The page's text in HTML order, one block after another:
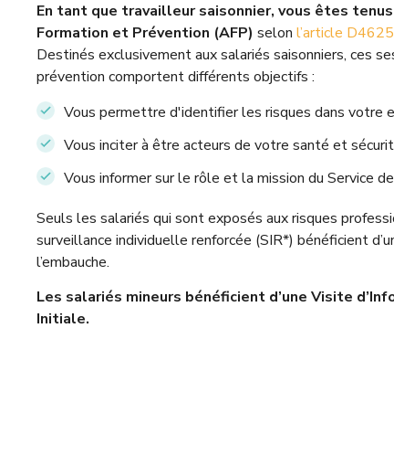
En tant que travailleur saisonnier, vous êtes
Formation et Prévention (AFP) selon l’article
Destinés exclusivement aux salariés saisonniers, ces
prévention comportent différents objectifs :
Vous permettre d'identifier les risques dans votre
Vous inciter à être acteurs de votre santé et
Vous informer sur le rôle et la mission du Service
Seuls les salariés qui sont exposés aux risques
surveillance individuelle renforcée (SIR*) bénéficient
l’embauche.
Les salariés mineurs bénéficient d’une Visite
Initiale.